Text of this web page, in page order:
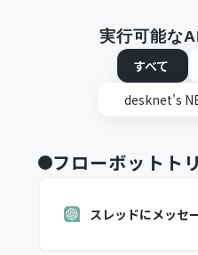
実行可能な
すべて
desknet's
フローボットト
スレッドにメッセ